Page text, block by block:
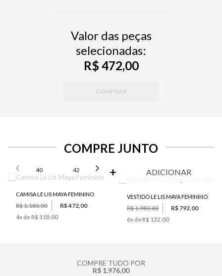
Valor das peças
selecionadas:
R$ 472,00
COMPRAR
COMPRE JUNTO
40 42 44
CAMISA LE LIS MAYA FEMININO
R$ 1.180,00
R$ 472,00
4x de R$ 118,00
ADICIONAR
VESTIDO LE LIS MAYA FEMININO
R$ 1.980,00
R$ 792,00
6x de R$ 132,00
COMPRE TUDO POR
R$ 1.976,00